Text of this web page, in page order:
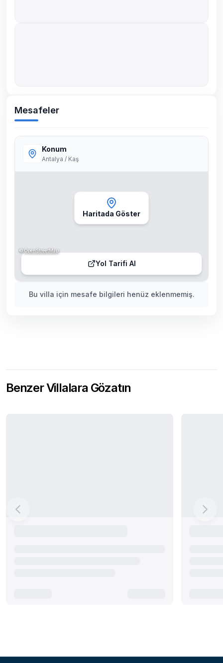
Mesafeler
Bu villa için mesafe bilgileri henüz eklenmemiş.
Konum
Antalya / Kaş
Haritada Göster
Yol Tarifi Al
©OpenStreetMap
Benzer Villalara Gözatın